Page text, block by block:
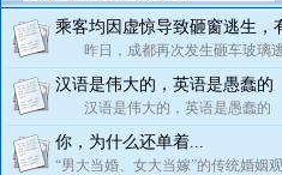
乘客均因虚惊导致砸窗逃生，
昨日，成都再次发生砸车玻璃
汉语是伟大的，英语是愚蠢的
汉语是伟大的，英语是愚蠢
你，为什么还单着...
“男大当婚、女大当嫁”的传统婚姻